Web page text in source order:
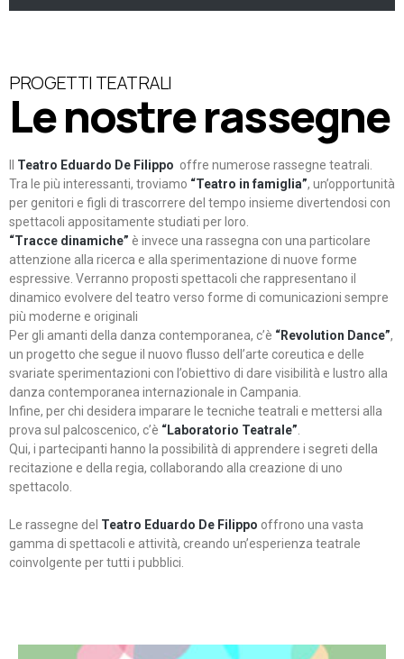
PROGETTI TEATRALI
Le nostre rassegne
Teatro Eduardo De Filippo offre numerose rassegne teatrali.
Tra le più interessanti, troviamo “Teatro in famiglia”, un’opportunità
per genitori e figli di trascorrere del tempo insieme divertendosi con
spettacoli appositamente studiati per loro.
“Tracce dinamiche” è invece una rassegna con una particolare
attenzione alla ricerca e alla sperimentazione di nuove forme
espressive. Verranno proposti spettacoli che rappresentano il
dinamico evolvere del teatro verso forme di comunicazioni sempre
più moderne e originali
Per gli amanti della danza contemporanea, c’è “Revolution Dance”,
un progetto che segue il nuovo flusso dell’arte coreutica e delle
svariate sperimentazioni con l’obiettivo di dare visibilità e lustro alla
danza contemporanea internazionale in Campania.
Infine, per chi desidera imparare le tecniche teatrali e mettersi alla
prova sul palcoscenico, c’è “Laboratorio Teatrale”
Qui, i partecipanti hanno la possibilità di apprendere i segreti della
recitazione e della regia, collaborando alla creazione di uno
spettacolo.
Le rassegne del Teatro Eduardo De Filippo offrono una vasta
gamma di spettacoli e attività, creando un’esperienza teatrale
coinvolgente per tutti i pubblici.